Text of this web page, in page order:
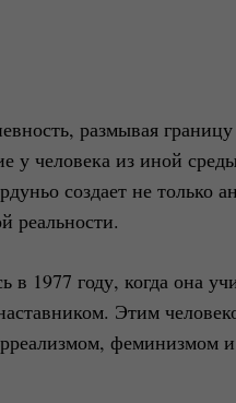
размывая
у человека из иной
создает не только
реальности.
в 1977 году, когда она
Этим